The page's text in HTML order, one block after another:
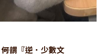
何謂『逆．少數文